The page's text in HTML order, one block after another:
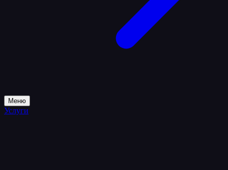
Меню
Услуги